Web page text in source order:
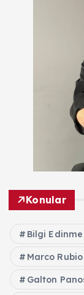
Konular
Bilgi
Marco Rubio
Galton